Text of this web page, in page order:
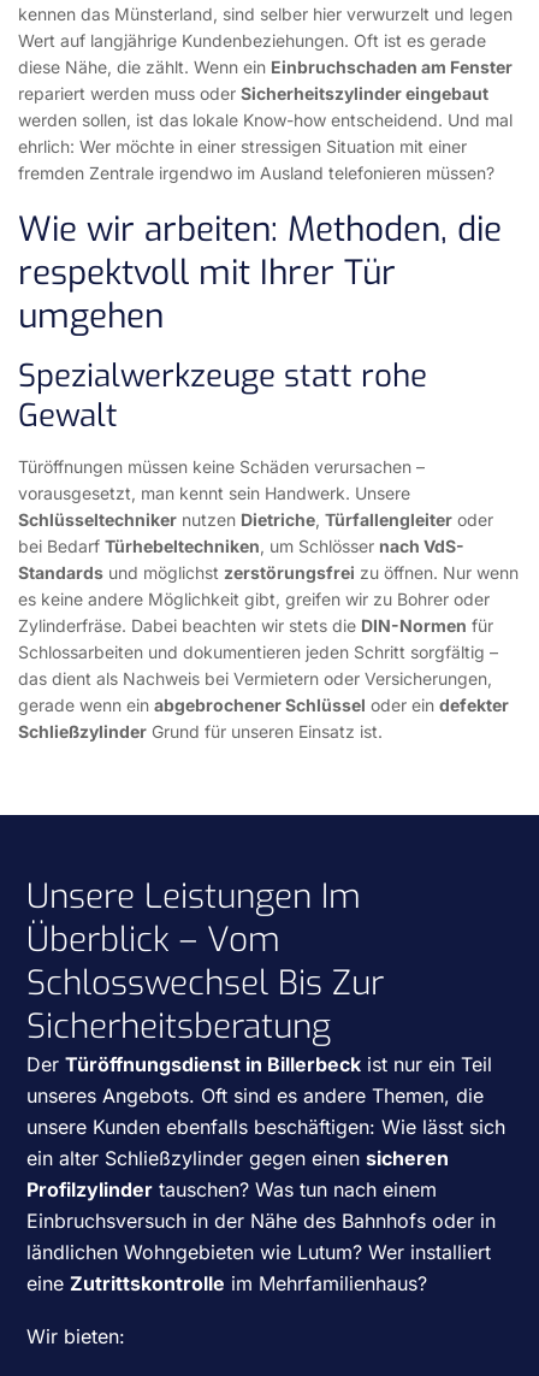
kennen das Münsterland, sind selber hier verwurzelt und legen
Wert auf langjährige Kundenbeziehungen. Oft ist es gerade
diese Nähe, die zählt. Wenn ein Einbruchschaden am Fenster
repariert werden muss oder Sicherheitszylinder eingebaut
werden sollen, ist das lokale Know-how entscheidend. Und mal
ehrlich: Wer möchte in einer stressigen Situation mit einer
fremden Zentrale irgendwo im Ausland telefonieren müssen?
Wie wir arbeiten: Methoden, die
respektvoll mit Ihrer Tür
umgehen
Spezialwerkzeuge statt rohe
Gewalt
Türöffnungen müssen keine Schäden verursachen –
vorausgesetzt, man kennt sein Handwerk. Unsere
Schlüsseltechniker nutzen Dietriche, Türfallengleiter oder
bei Bedarf Türhebeltechniken, um Schlösser nach VdS-
Standards und möglichst zerstörungsfrei zu öffnen. Nur wenn
es keine andere Möglichkeit gibt, greifen wir zu Bohrer oder
Zylinderfräse. Dabei beachten wir stets die DIN-Normen für
Schlossarbeiten und dokumentieren jeden Schritt sorgfältig –
das dient als Nachweis bei Vermietern oder Versicherungen,
gerade wenn ein abgebrochener Schlüssel oder ein defekter
Schließzylinder Grund für unseren Einsatz ist.
Unsere Leistungen Im
Überblick – Vom
Schlosswechsel Bis Zur
Sicherheitsberatung
Der Türöffnungsdienst in Billerbeck ist nur ein Teil
unseres Angebots. Oft sind es andere Themen, die
unsere Kunden ebenfalls beschäftigen: Wie lässt sich
ein alter Schließzylinder gegen einen sicheren
Profilzylinder tauschen? Was tun nach einem
Einbruchsversuch in der Nähe des Bahnhofs oder in
ländlichen Wohngebieten wie Lutum? Wer installiert
eine Zutrittskontrolle im Mehrfamilienhaus?
Wir bieten: